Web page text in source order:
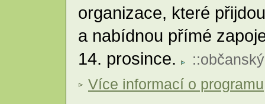
organizace, které
a nabídnou přímé
14. prosince.
::
Více informací o programu